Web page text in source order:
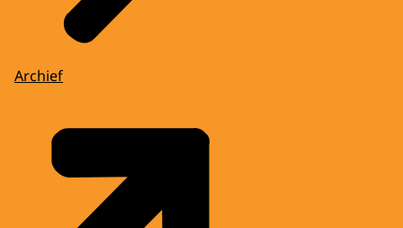
Archief